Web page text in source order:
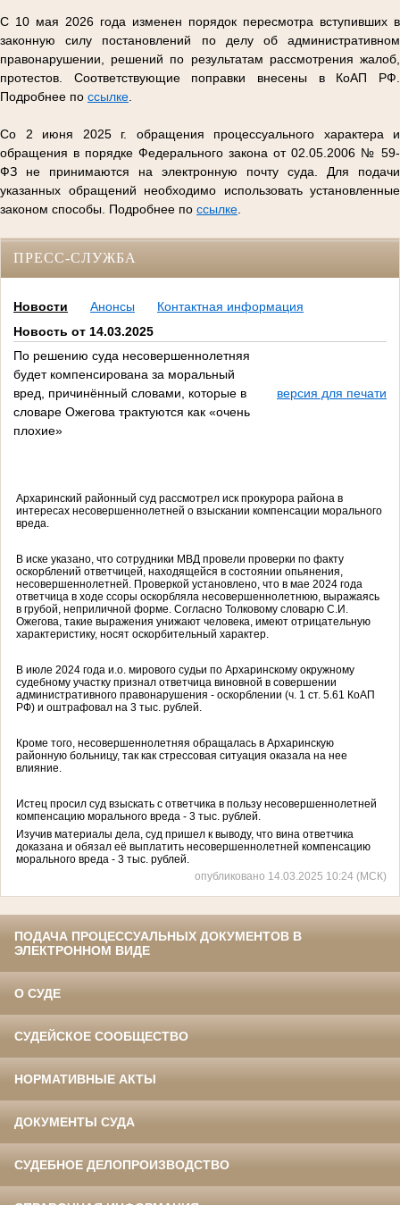
С 10 мая 2026 года изменен порядок пересмотра вступивших в
законную силу постановлений по делу об административном
правонарушении, решений по результатам рассмотрения жалоб,
протестов. Соответствующие поправки внесены в КоАП РФ.
Подробнее по ссылке
Со 2 июня 2025 г. обращения процессуального характера и
обращения в порядке Федерального закона от 02.05.2006 № 59-
ФЗ не принимаются на электронную почту суда. Для подачи
указанных обращений необходимо использовать установленные
законом способы. Подробнее по ссылке
ПРЕСС-СЛУЖБА
Новости Анонсы
Контактная информация
Новость от 14.03.2025
По решению суда несовершеннолетняя
будет компенсирована за моральный
вред, причинённый словами, которые в
словаре Ожегова трактуются как «очень
плохие»
версия для печати
Архаринский районный суд рассмотрел иск прокурора района в
интересах несовершеннолетней о взыскании компенсации морального
вреда.
В иске указано, что сотрудники МВД провели проверки по факту
оскорблений ответчицей, находящейся в состоянии опьянения,
несовершеннолетней. Проверкой установлено, что в мае 2024 года
ответчица в ходе ссоры оскорбляла несовершеннолетнюю, выражаясь
в грубой, неприличной форме. Согласно Толковому словарю С.И.
Ожегова, такие выражения унижают человека, имеют отрицательную
характеристику, носят оскорбительный характер.
В июле 2024 года и.о. мирового судьи по Архаринскому окружному
судебному участку признал ответчица виновной в совершении
административного правонарушения - оскорблении (ч. 1 ст. 5.61 КоАП
РФ) и оштрафовал на 3 тыс. рублей.
Кроме того, несовершеннолетняя обращалась в Архаринскую
районную больницу, так как стрессовая ситуация оказала на нее
влияние.
Истец просил суд взыскать с ответчика в пользу несовершеннолетней
компенсацию морального вреда - 3 тыс. рублей.
Изучив материалы дела, суд пришел к выводу, что вина ответчика
доказана и обязал её выплатить несовершеннолетней компенсацию
морального вреда - 3 тыс. рублей.
опубликовано 14.03.2025 10:24 (МСК)
ПОДАЧА ПРОЦЕССУАЛЬНЫХ ДОКУМЕНТОВ В
ЭЛЕКТРОННОМ ВИДЕ
О СУДЕ
СУДЕЙСКОЕ СООБЩЕСТВО
НОРМАТИВНЫЕ АКТЫ
ДОКУМЕНТЫ СУДА
СУДЕБНОЕ ДЕЛОПРОИЗВОДСТВО